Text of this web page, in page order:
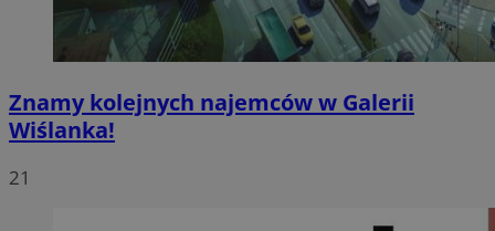
Znamy kolejnych najemców w Galerii
Wiślanka!
21